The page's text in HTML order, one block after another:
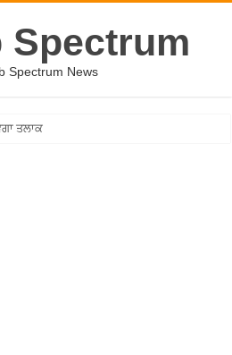
Spectrum
Spectrum News
ਤਲਾਕਚੰਦਨ ਪ੍ਰਭਾਕਰ ਦਾ ਖੁਲਾਸਾ ! ”ਲਾਫਟਰ ਚੈਲੇਂਜ”